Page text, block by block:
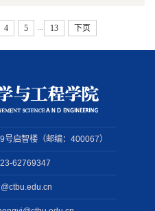
4 5 13 下页
启智楼（邮编：400067）
62769347